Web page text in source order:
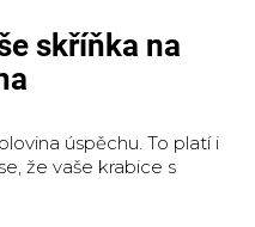
skříňka na
úspěchu. To platí i
že vaše krabice s